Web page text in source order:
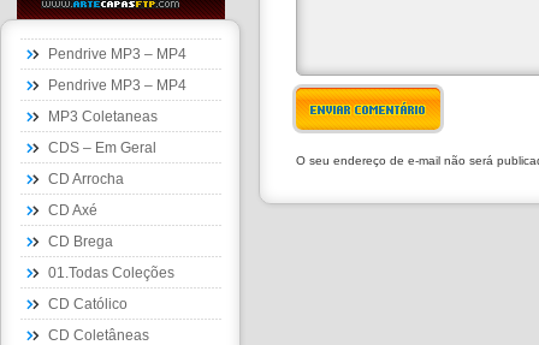
Pendrive MP3 – MP4
Pendrive MP3 – MP4
MP3 Coletaneas
CDS – Em Geral
CD Arrocha
CD Axé
CD Brega
01.Todas Coleções
CD Católico
CD Coletâneas
ENVIAR COMENTÁRIO
O seu endereço de e-mail não será